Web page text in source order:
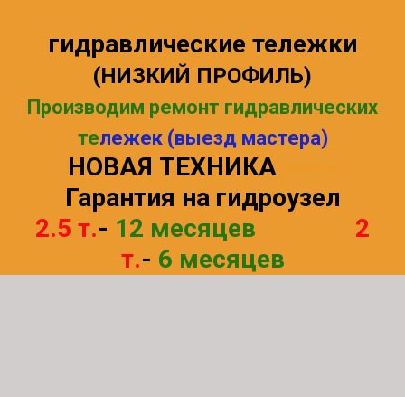
гидравлические тележки
(НИЗКИЙ ПРОФИЛЬ)
Производим ремонт гидравлических
тележек (выезд мастера)
НОВАЯ ТЕХНИКА
Гарантия на гидроузел
2.5 т.- 12 месяцев
2
т.- 6 месяцев